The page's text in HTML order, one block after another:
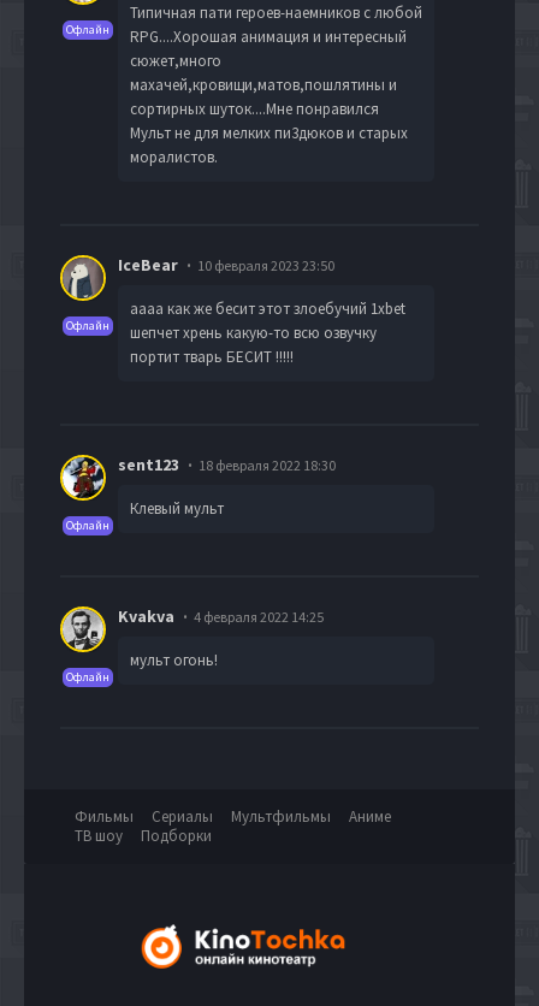
Офлайн
Типичная пати героев-наемников с любой
RPG....Хорошая анимация и интересный
сюжет,много
махачей,кровищи,матов,пошлятины и
сортирных шуток....Мне понравился
Мульт не для мелких пи3дюков и старых
моралистов.
Офлайн
IceBear 10 февраля 2023 23:50
аааа как же бесит этот злоебучий 1xbet
шепчет хрень какую-то всю озвучку
портит тварь БЕСИТ !!!!!
Офлайн
sent123 18 февраля 2022 18:30
Клевый мульт
Офлайн
Kvakva 4 февраля 2022 14:25
мульт огонь!
Фильмы Сериалы Мультфильмы
Аниме
ТВ шоу
Подборки